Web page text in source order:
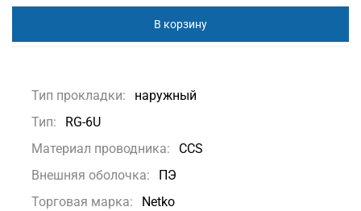
В корзину
Тип прокладки:
наружный
Тип:
RG-6U
Материал проводника:
CCS
Внешняя оболочка:
ПЭ
Торговая марка:
Netko